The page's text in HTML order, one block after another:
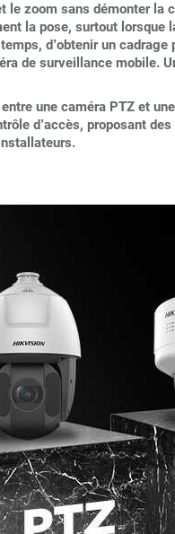
le zoom sans démonter
la pose, surtout lorsque
d’obtenir un
de surveillance mobile.
une caméra PTZ et
d’accès, proposant